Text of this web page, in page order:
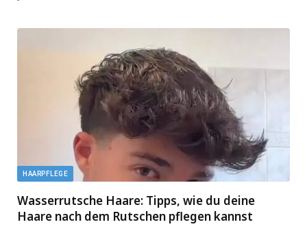
HAARPFLEGE
Wasserrutsche Haare: Tipps, wie du deine
Haare nach dem Rutschen pflegen kannst